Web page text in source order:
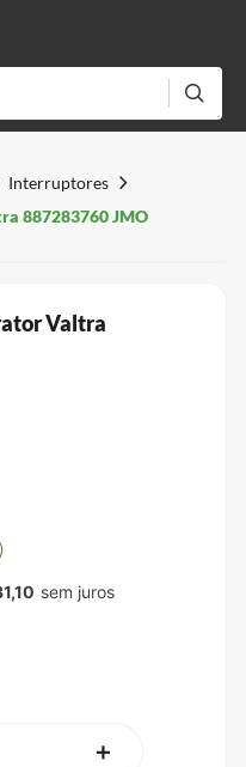
Interruptores
887283760 JMO
Valtra
,10
＋